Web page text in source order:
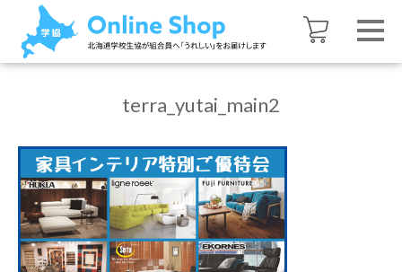
terra_yutai_main2